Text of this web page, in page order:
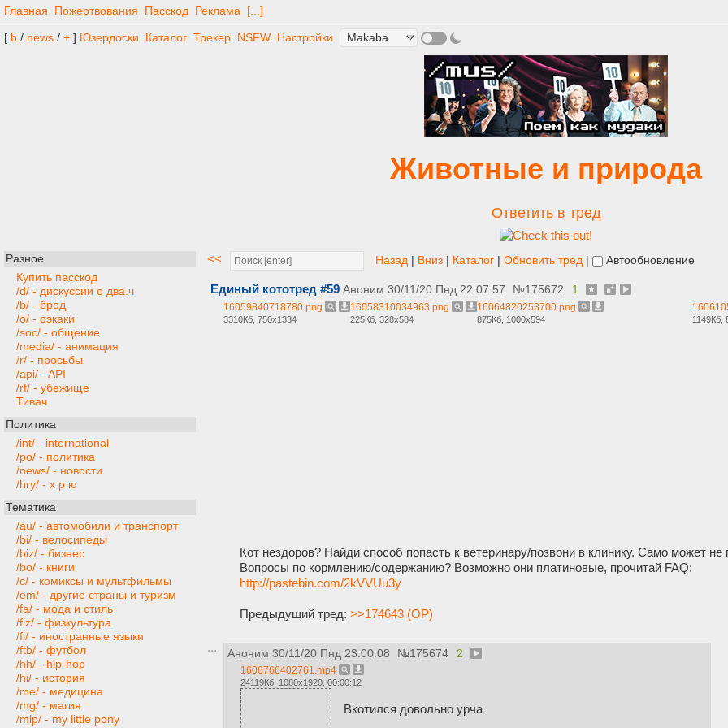
Главная Пожертвования Пасскод Реклама [...]
[ b / news / + ] Юзердоски Каталог Трекер NSFW Настройки
Животные и природа
Ответить в тред
Разное
Купить пасскод
/d/ - дискуссии о два.ч
/b/ - бред
/o/ - оэкаки
/soc/ - общение
/media/ - анимация
/r/ - просьбы
/api/ - API
/rf/ - убежище
Тивач
Политика
/int/ - international
/po/ - политика
/news/ - новости
/hry/ - х р ю
Тематика
/au/ - автомобили и транспорт
/bi/ - велосипеды
/biz/ - бизнес
/bo/ - книги
/c/ - комиксы и мультфильмы
/em/ - другие страны и туризм
/fa/ - мода и стиль
/fiz/ - физкультура
/fl/ - иностранные языки
/ftb/ - футбол
/hh/ - hip-hop
/hi/ - история
/me/ - медицина
/mg/ - магия
/mlp/ - my little pony
<< Назад Вниз Каталог Обновить тред Автообновление
Единый кототред #59 Аноним 30/11/20 Пнд 22:07:57 №175672 1
16059840718780.png
3310Кб, 750x1334
16058310034963.png
225Кб, 328x584
16064820253700.png
875Кб, 1000x594 1149Кб,
Кот нездоров? Найди способ попасть к ветеринару/позвони в клинику. Само может не
Вопросы по кормлению/содержанию? Возможно они платиновые, прочитай FAQ:
http://pastebin.com/2kVVUu3y
Предыдущий тред: >>174643 (OP)
Аноним 30/11/20 Пнд 23:00:08 №175674 2
1606766402761.mp4
24119Кб, 1080x1920, 00:00:12
Вкотился довольно урча